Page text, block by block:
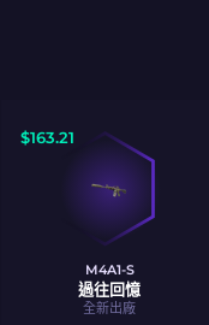
$163.21
M4A1-S
過往回憶
全新出廠